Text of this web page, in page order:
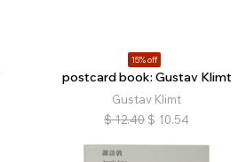
15% off
postcard book: Gustav Klimt
Gustav Klimt
$ 12.40 $ 10.54